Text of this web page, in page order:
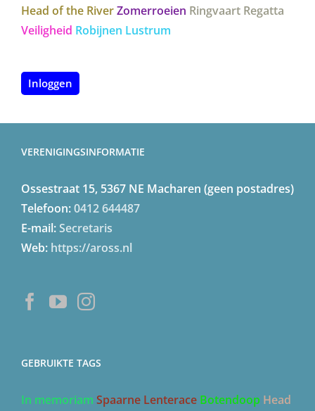
Head of the RiverZomerroeien Ringvaart Regatta
Veiligheid Robijnen Lustrum
Inloggen
VERENIGINGSINFORMATIE
Ossestraat 15, 5367 NE Macharen (geen postadres)
Telefoon:0412 644487
E-mail:Secretaris
Web: https://aross.nl
GEBRUIKTE TAGS
In memoriam Spaarne Lenterace Botendoop Head